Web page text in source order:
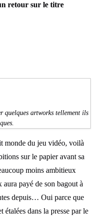
retour sur le titre
quelques artworks tellement ils
monde du jeu vidéo, voilà
sur le papier avant sa
moins ambitieux
payé de son bagout à
depuis… Oui parce que
étalées dans la presse par le